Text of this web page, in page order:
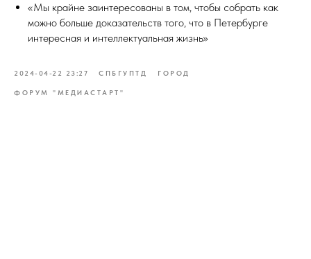
«Мы крайне заинтересованы в том, чтобы собрать как
можно больше доказательств того, что в Петербурге
интересная и интеллектуальная жизнь»
2024-04-22 23:27 СПБГУПТД ГОРОД
ФОРУМ "МЕДИАСТАРТ"